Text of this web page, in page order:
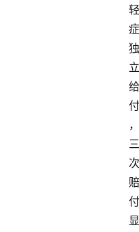
轻
症
独
立
给
付
，
三
次
赔
付
显